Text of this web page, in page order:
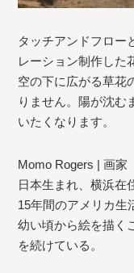
タッチアンドフロー
レーション制作した
空の下に広がる草花
りません。陽が沈む
いたくなります。
Momo Rogers | 画家
日本生まれ、横浜在
15年間のアメリカ生
幼い頃から絵を描く
を続けている。